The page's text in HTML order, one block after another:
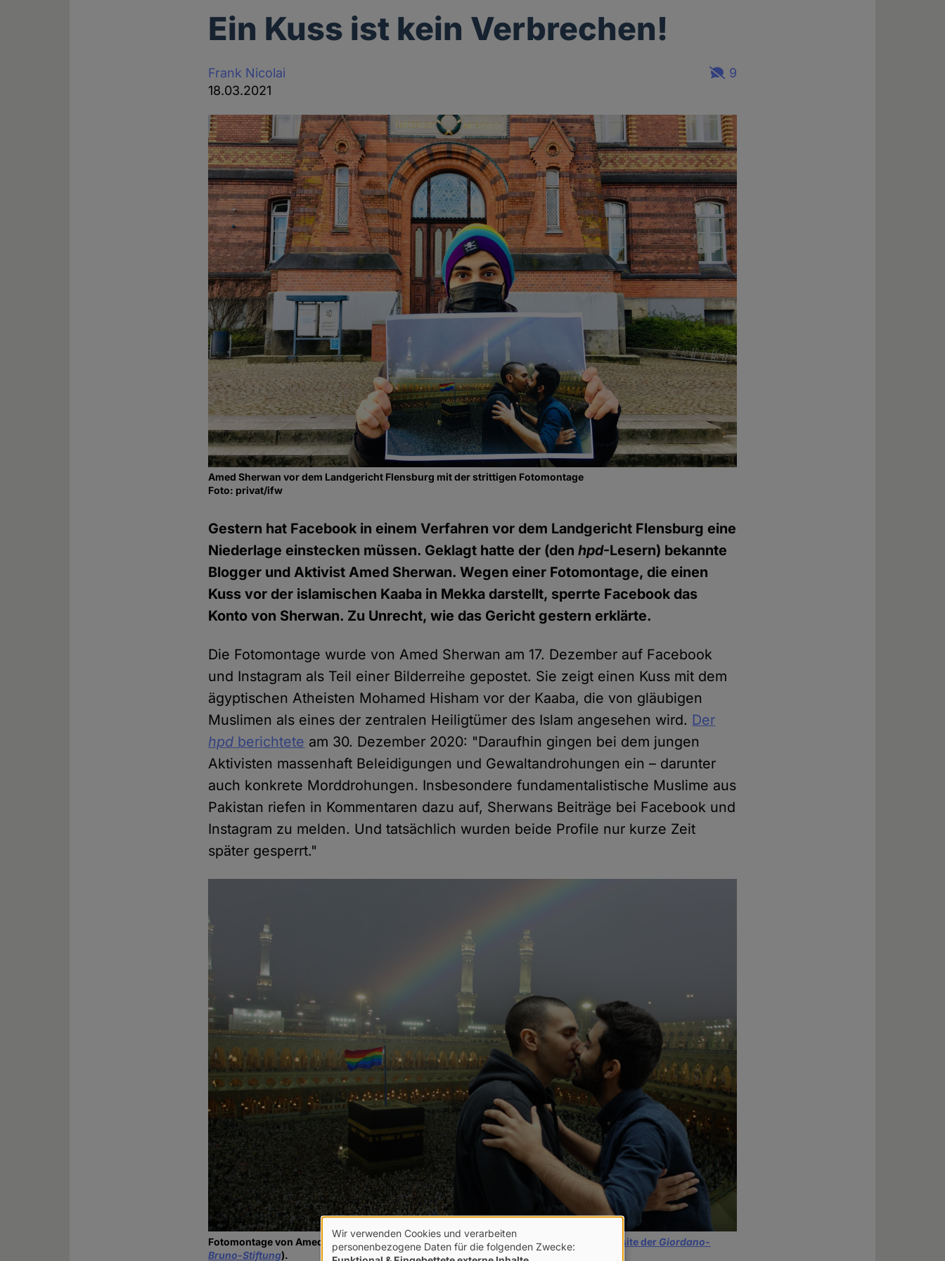
Ein Kuss ist kein Verbrechen!
Frank Nicolai
18.03.2021
9
Amed Sherwan vor dem Landgericht Flensburg mit der strittigen Fotomontage
Foto: privat/ifw
Gestern hat Facebook in einem Verfahren vor dem Landgericht Flensburg eine
Niederlage einstecken müssen. Geklagt hatte der (denhpd-Lesern) bekannte
Blogger und Aktivist Amed Sherwan. Wegen einer Fotomontage, die einen
Kuss vor der islamischen Kaaba in Mekka darstellt, sperrte Facebook das
Konto von Sherwan. Zu Unrecht, wie das Gericht gestern erklärte.
Die Fotomontage wurde von Amed Sherwan am 17. Dezember auf Facebook
und Instagram als Teil einer Bilderreihe gepostet. Sie zeigt einen Kuss mit dem
ägyptischen Atheisten Mohamed Hisham vor der Kaaba, die von gläubigen
Muslimen als eines der zentralen Heiligtümer des Islam angesehen wird. Der
hpd berichtete am 30. Dezember 2020: "Daraufhin gingen bei dem jungen
Aktivisten massenhaft Beleidigungen und Gewaltandrohungen ein – darunter
auch konkrete Morddrohungen. Insbesondere fundamentalistische Muslime aus
Pakistan riefen in Kommentaren dazu auf, Sherwans Beiträge bei Facebook und
Instagram zu melden. Und tatsächlich wurden beide Profile nur kurze Zeit
später gesperrt."
Fotomontage von Amed Sherwan (weitere Fotos aus der Serie finden sichauf der Website der Giordano-
Bruno-Stiftung).
Verwendung
Wir verwenden Cookies und verarbeiten
personenbezogene Daten für die folgenden Zwecke: